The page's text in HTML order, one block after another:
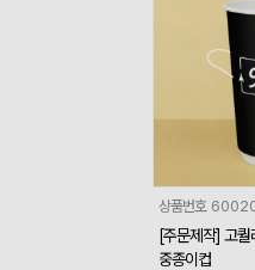
상품번호
[주문제작] 고퀄
중종이컵